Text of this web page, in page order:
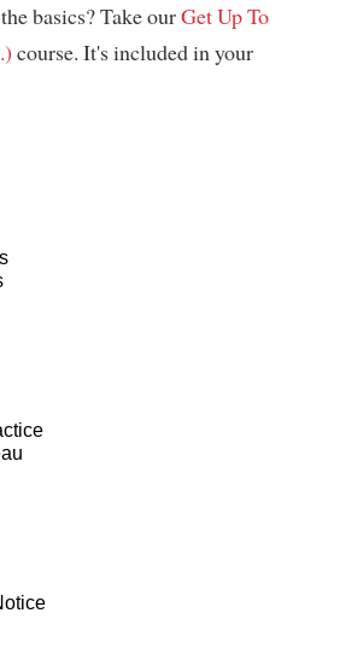
basics? Take ourGet Up To
course. It's included in your